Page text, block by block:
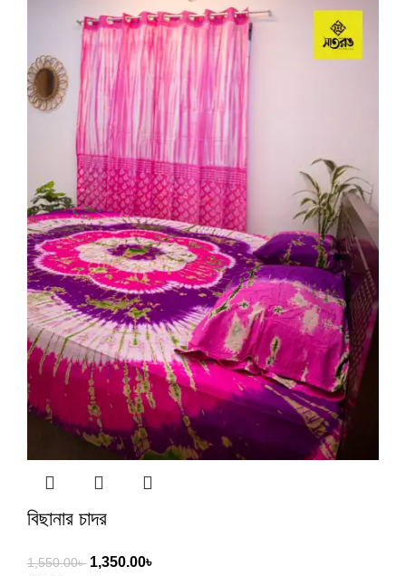
বিছানার চাদর
1,550.00৳ 1,350.00৳